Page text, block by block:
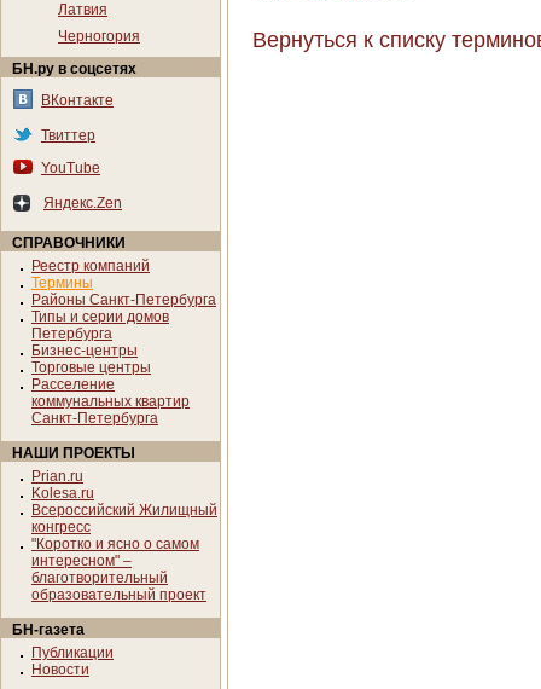
Латвия
Черногория
БН.ру в соцсетях
ВКонтакте
Твиттер
YouTube
Яндекс.Zen
СПРАВОЧНИКИ
Реестр компаний
Термины
Районы Санкт-Петербурга
Типы и серии домов
Петербурга
Бизнес-центры
Торговые центры
Расселение
коммунальных квартир
Санкт-Петербурга
НАШИ ПРОЕКТЫ
Prian.ru
Kolesa.ru
Всероссийский Жилищный
конгресс
"Коротко и ясно о самом
интересном" –
благотворительный
образовательный проект
БН-газета
Публикации
Новости
Вернуться к списку